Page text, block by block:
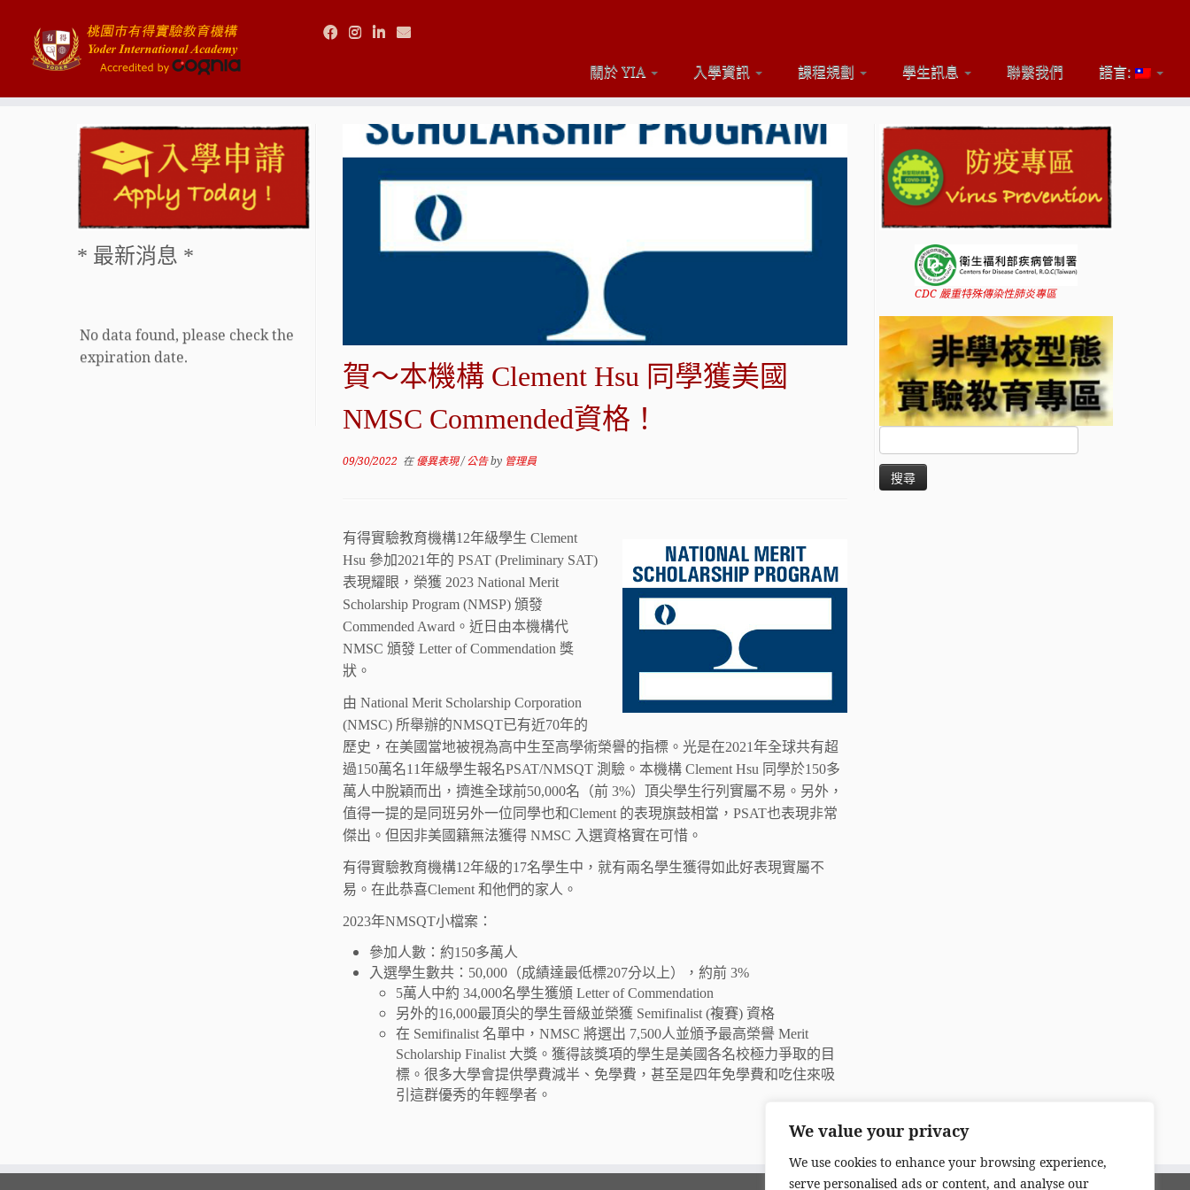
We value your privacy
We use cookies to enhance your browsing experience,
serve personalised ads or content, and analyse our
關於 YIA 入學資訊 課程規劃 學生訊息 聯繫我們 語言:
* 最新消息 *
No data found, please check the
expiration date.
賀～本機構 Clement Hsu 同學獲美國
NMSC Commended資格！
09/30/2022 在優異表現/公告by 管理員
有得實驗教育機構12年級學生 Clement
Hsu 參加2021年的 PSAT (Preliminary SAT)
表現耀眼，榮獲 2023 National Merit
Scholarship Program (NMSP) 頒發
Commended Award。近日由本機構代
NMSC 頒發 Letter of Commendation 獎
狀。
由 National Merit Scholarship Corporation
(NMSC) 所舉辦的NMSQT已有近70年的
歷史，在美國當地被視為高中生至高學術榮譽的指標。光是在2021年全球共有超
過150萬名11年級學生報名PSAT/NMSQT 測驗。本機構 Clement Hsu 同學於150多
萬人中脫穎而出，擠進全球前50,000名（前 3%）頂尖學生行列實屬不易。另外，
值得一提的是同班另外一位同學也和Clement 的表現旗鼓相當，PSAT也表現非常
傑出。但因非美國籍無法獲得 NMSC 入選資格實在可惜。
有得實驗教育機構12年級的17名學生中，就有兩名學生獲得如此好表現實屬不
易。在此恭喜Clement 和他們的家人。
2023年NMSQT小檔案：
參加人數：約150多萬人
入選學生數共：50,000（成績達最低標207分以上），約前 3%
5萬人中約 34,000名學生獲頒 Letter of Commendation
另外的16,000最頂尖的學生晉級並榮獲 Semifinalist (複賽) 資格
在 Semifinalist 名單中，NMSC 將選出 7,500人並頒予最高榮譽 Merit
Scholarship Finalist 大獎。獲得該獎項的學生是美國各名校極力爭取的目
標。很多大學會提供學費減半、免學費，甚至是四年免學費和吃住來吸
引這群優秀的年輕學者。
CDC 嚴重特殊傳染性肺炎專區
搜
尋
鍵